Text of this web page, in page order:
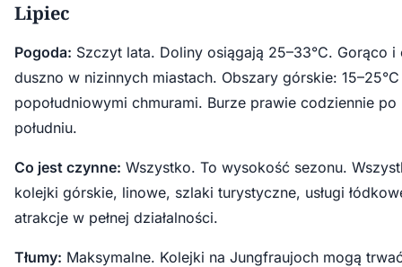
Lipiec
Pogoda: Szczyt lata. Doliny osiągają 25–33°C. Gorąco i
duszno w nizinnych miastach. Obszary górskie:
popołudniowymi chmurami. Burze prawie codziennie po
południu.
Co jest czynne: Wszystko. To wysokość sezonu.
kolejki górskie, linowe, szlaki turystyczne, usługi
atrakcje w pełnej działalności.
Tłumy: Maksymalne. Kolejki na Jungfraujoch mogą